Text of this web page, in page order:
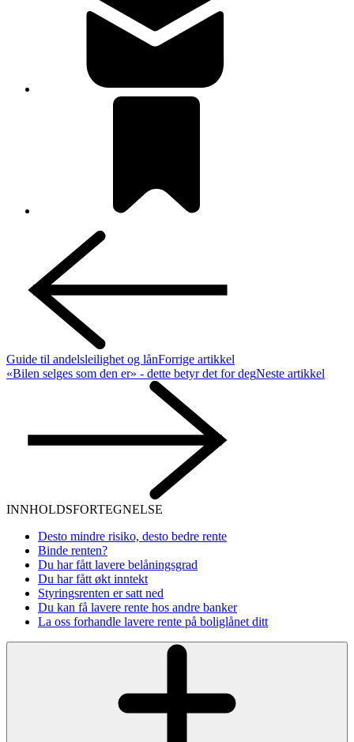
Guide til andelsleilighet og lånForrige artikkel
«Bilen selges som den er» - dette betyr det for degNeste artikkel
INNHOLDSFORTEGNELSE
Desto mindre risiko, desto bedre rente
Binde renten?
Du har fått lavere belåningsgrad
Du har fått økt inntekt
Styringsrenten er satt ned
Du kan få lavere rente hos andre banker
La oss forhandle lavere rente på boliglånet ditt